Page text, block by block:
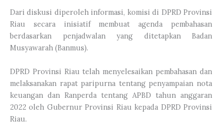
Dari diskusi diperoleh informasi, komisi di DPRD Provinsi
Riau secara inisiatif membuat agenda pembahasan
berdasarkan penjadwalan yang ditetapkan Badan
Musyawarah (Banmus).
DPRD Provinsi Riau telah menyelesaikan pembahasan dan
melaksanakan rapat paripurna tentang penyampaian nota
keuangan dan Ranperda tentang APBD tahun anggaran
2022 oleh Gubernur Provinsi Riau kepada DPRD Provinsi
Riau.